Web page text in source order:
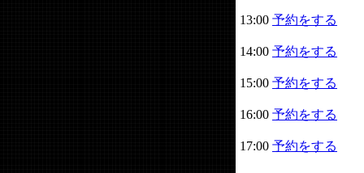
13:00 予約をする
14:00 予約をする
15:00 予約をする
16:00 予約をする
17:00 予約をする